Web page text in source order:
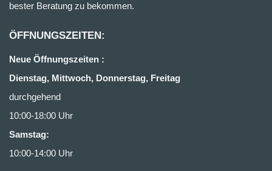
bester Beratung zu bekommen.
ÖFFNUNGSZEITEN:
Neue Öffnungszeiten :
Dienstag, Mittwoch, Donnerstag, Freitag
durchgehend
10:00-18:00 Uhr
Samstag:
10:00-14:00 Uhr